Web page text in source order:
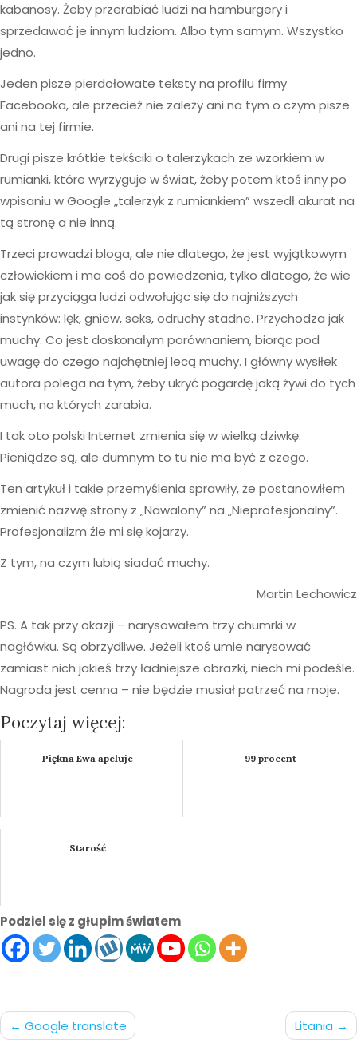
kabanosy. Żeby przerabiać ludzi na hamburgery i
sprzedawać je innym ludziom. Albo tym samym. Wszystko
jedno.
Jeden pisze pierdołowate teksty na profilu firmy
Facebooka, ale przecież nie zależy ani na tym o czym pisze
ani na tej firmie.
Drugi pisze krótkie tekściki o talerzykach ze wzorkiem w
rumianki, które wyrzyguje w świat, żeby potem ktoś inny po
wpisaniu w Google „talerzyk z rumiankiem” wszedł akurat na
tą stronę a nie inną.
Trzeci prowadzi bloga, ale nie dlatego, że jest wyjątkowym
człowiekiem i ma coś do powiedzenia, tylko dlatego, że wie
jak się przyciąga ludzi odwołując się do najniższych
instynków: lęk, gniew, seks, odruchy stadne. Przychodza jak
muchy. Co jest doskonałym porównaniem, biorąc pod
uwagę do czego najchętniej lecą muchy. I główny wysiłek
autora polega na tym, żeby ukryć pogardę jaką żywi do tych
much, na których zarabia.
I tak oto polski Internet zmienia się w wielką dziwkę.
Pieniądze są, ale dumnym to tu nie ma być z czego.
Ten artykuł i takie przemyślenia sprawiły, że postanowiłem
zmienić nazwę strony z „Nawalony” na „Nieprofesjonalny”.
Profesjonalizm źle mi się kojarzy.
Z tym, na czym lubią siadać muchy.
Martin Lechowicz
PS. A tak przy okazji – narysowałem trzy chumrki w
nagłówku. Są obrzydliwe. Jeżeli ktoś umie narysować
zamiast nich jakieś trzy ładniejsze obrazki, niech mi podeśle.
Nagroda jest cenna – nie będzie musiał patrzeć na moje.
Poczytaj więcej:
Piękna Ewa apeluje 99 procent
Starość
Podziel się z głupim światem
Nawigacja
Google translate Litania